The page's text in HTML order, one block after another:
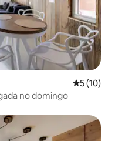
5 de uma
5 (10)
no domingo